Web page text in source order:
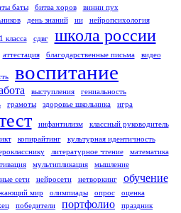
баты битва хоров
винни пух
день знаний ии нейропсихология
класса сдвг школа россии
аттестация благодарственные письма видео
воспитание
выступления
гениальность
грамоты здоровье школьника игра
инфантилизм
классный руководитель
копирайтинг
культурная идентичность
литературное чтение
математика
мультипликация мышление
сети нейросети нетворкинг обучение
мир олимпиады опрос
оценка
победители портфолио
праздник